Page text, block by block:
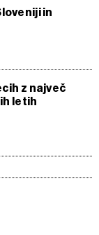
in
z največ
letih